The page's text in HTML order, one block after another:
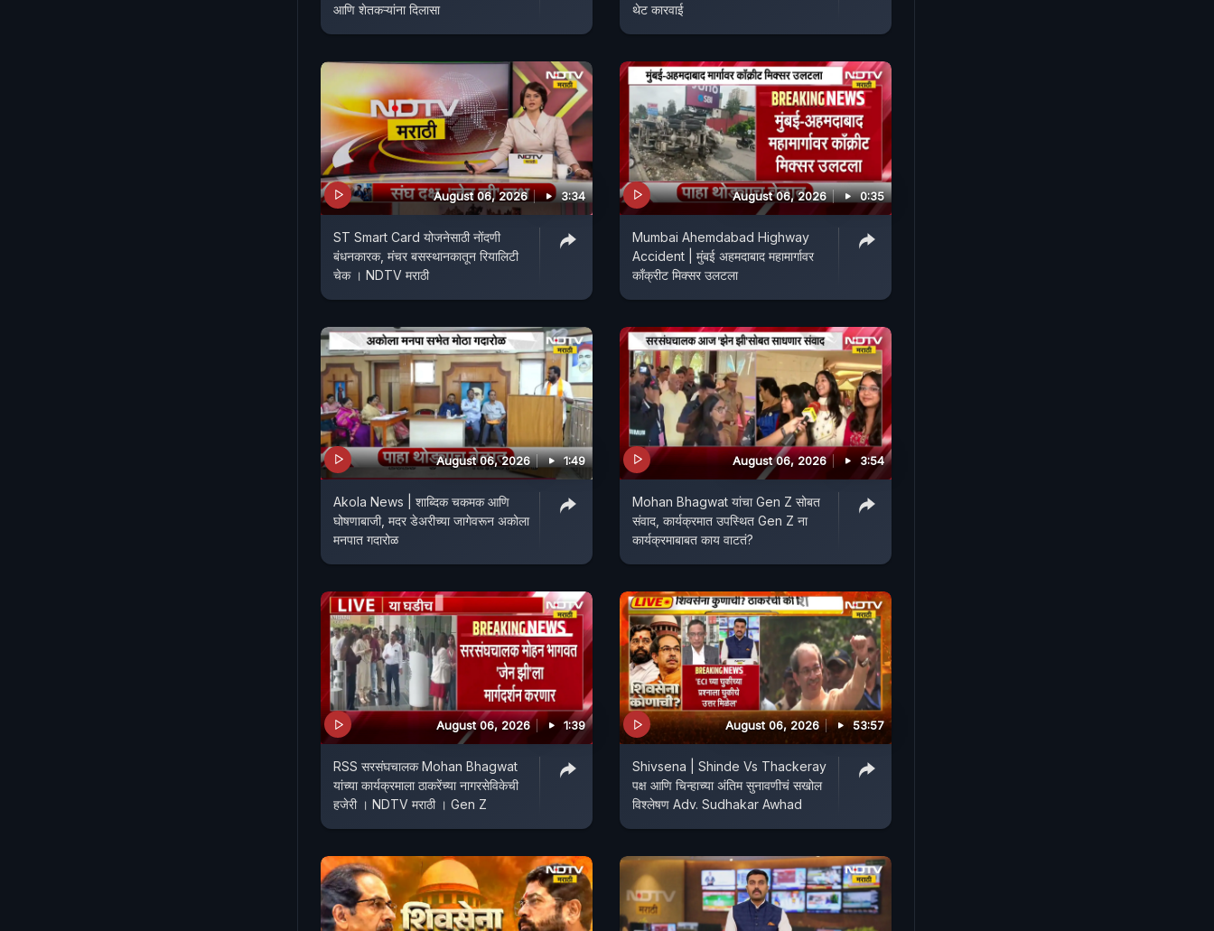
आणि शेतकऱ्यांना दिलासा
थेट कारवाई
August 06, 2026 3:34
ST Smart Card योजनेसाठी नोंदणी
बंधनकारक, मंचर बसस्थानकातून रियालिटी
चेक । NDTV मराठी
August 06, 2026 0:35
Mumbai Ahemdabad Highway
Accident | मुंबई अहमदाबाद महामार्गावर
काँक्रीट मिक्सर उलटला
August 06, 2026 1:49
Akola News | शाब्दिक चकमक आणि
घोषणाबाजी, मदर डेअरीच्या जागेवरून अकोला
मनपात गदारोळ
August 06, 2026 3:54
Mohan Bhagwat यांचा Gen Z सोबत
संवाद, कार्यक्रमात उपस्थित Gen Z ना
कार्यक्रमाबाबत काय वाटतं?
August 06, 2026 1:39
RSS सरसंघचालक Mohan Bhagwat
यांच्या कार्यक्रमाला ठाकरेंच्या नागरसेविकेची
हजेरी । NDTV मराठी । Gen Z
August 06, 2026 53:57
Shivsena | Shinde Vs Thackeray
पक्ष आणि चिन्हाच्या अंतिम सुनावणीचं सखोल
विश्लेषण Adv. Sudhakar Awhad